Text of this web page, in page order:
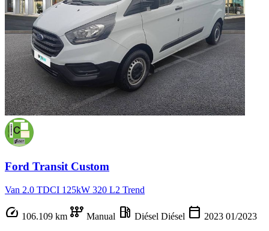
Ford Transit Custom
Van 2.0 TDCI 125kW 320 L2 Trend
speed 106.109 km auto_transmission Manual local_gas_station Diésel Diésel calendar_today 2023 01/2023